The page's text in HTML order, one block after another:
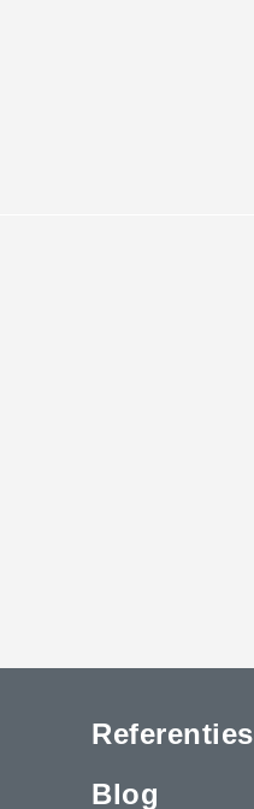
Referenties
Blog